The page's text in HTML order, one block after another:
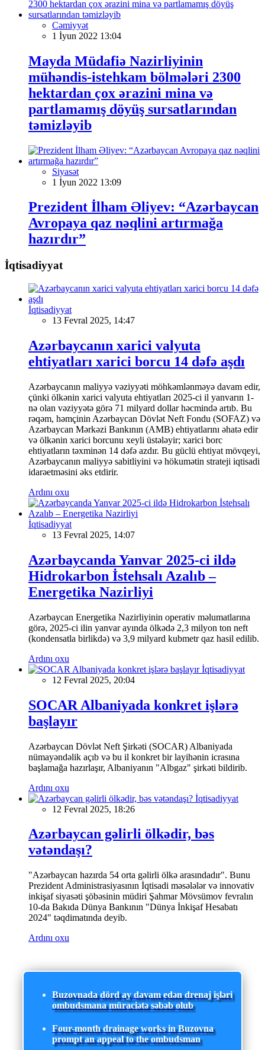
Cəmiyyət
1 İyun 2022 13:04
Mayda Müdafiə Nazirliyinin
mühəndis-istehkam bölmələri 2300
hektardan çox ərazini mina və
partlamamış döyüş sursatlarından
təmizləyib
Siyasət
1 İyun 2022 13:09
Prezident İlham Əliyev: “Azərbaycan
Avropaya qaz nəqlini artırmağa
hazırdır”
İqtisadiyyat
İqtisadiyyat
13 Fevral 2025, 14:47
Azərbaycanın xarici valyuta
ehtiyatları xarici borcu 14 dəfə aşdı
Azərbaycanın maliyyə vəziyyəti möhkəmlənməyə davam edir,
çünki ölkənin xarici valyuta ehtiyatları 2025-ci il yanvarın 1-
nə olan vəziyyətə görə 71 milyard dollar həcmində artıb. Bu
rəqəm, həmçinin Azərbaycan Dövlət Neft Fondu (SOFAZ) və
Azərbaycan Mərkəzi Bankının (AMB) ehtiyatlarını əhatə edir
və ölkənin xarici borcunu xeyli üstələyir; xarici borc
ehtiyatların təxminən 14 dəfə azdır. Bu güclü ehtiyat mövqeyi,
Azərbaycanın maliyyə sabitliyini və hökumətin strateji iqtisadi
idarəetməsini əks etdirir.
Ardını oxu
İqtisadiyyat
13 Fevral 2025, 14:07
Azərbaycanda Yanvar 2025-ci ildə
Hidrokarbon İstehsalı Azalıb –
Energetika Nazirliyi
Azərbaycan Energetika Nazirliyinin operativ məlumatlarına
görə, 2025-ci ilin yanvar ayında ölkədə 2,3 milyon ton neft
(kondensatla birlikdə) və 3,9 milyard kubmetr qaz hasil edilib.
Ardını oxu
İqtisadiyyat
12 Fevral 2025, 20:04
SOCAR Albaniyada konkret işlərə
başlayır
Azərbaycan Dövlət Neft Şirkəti (SOCAR) Albaniyada
nümayəndəlik açıb və bu il konkret bir layihənin icrasına
başlamağa hazırlaşır, Albaniyanın "Albgaz" şirkəti bildirib.
Ardını oxu
İqtisadiyyat
12 Fevral 2025, 18:26
Azərbaycan gəlirli ölkədir, bəs
vətəndaşı?
"Azərbaycan hazırda 54 orta gəlirli ölkə arasındadır". Bunu
Prezident Administrasiyasının İqtisadi məsələlər və innovativ
inkişaf siyasəti şöbəsinin müdiri Şahmar Mövsümov fevralın
10-da Bakıda Dünya Bankının "Dünya İnkişaf Hesabatı
2024" təqdimatında deyib.
Ardını oxu
Buzovnada dörd ay davam edən drenaj işləri
ombudsmana müraciətə səbəb olub
Four-month drainage works in Buzovna
prompt an appeal to the ombudsman